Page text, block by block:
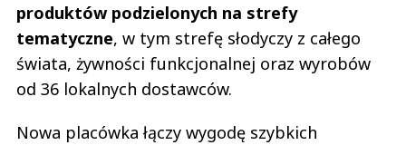
produktów podzielonych na strefy
tematyczne, w tym strefę słodyczy z całego
świata, żywności funkcjonalnej oraz wyrobów
od 36 lokalnych dostawców.
Nowa placówka łączy wygodę szybkich